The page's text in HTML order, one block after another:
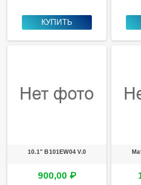
КУПИТЬ
10.1" B101EW04 V.0
900,00 ₽